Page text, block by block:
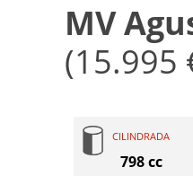
MV
(15.995
CILINDRADA
798 cc